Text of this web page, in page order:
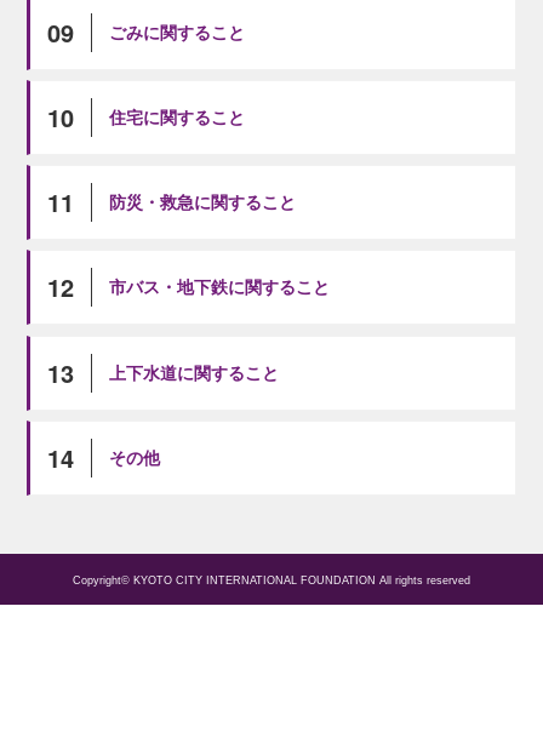
09 ごみに関すること
10 住宅に関すること
11 防災・救急に関すること
12 市バス・地下鉄に関すること
13 上下水道に関すること
14 その他
Copyright© KYOTO CITY INTERNATIONAL FOUNDATION All rights reserved